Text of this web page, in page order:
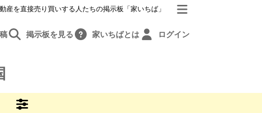
産を直接売り買いする人たちの掲示板「家いちば」
掲示板を見る 家いちばとは ログイン